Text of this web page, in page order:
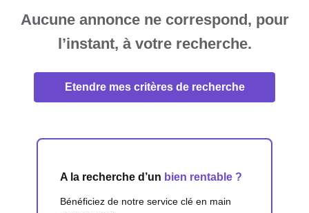
Aucune annonce ne correspond, pour
l’instant, à votre recherche.
Etendre mes critères de recherche
A la recherche d’un bien rentable ?
Bénéficiez de notre service clé en main